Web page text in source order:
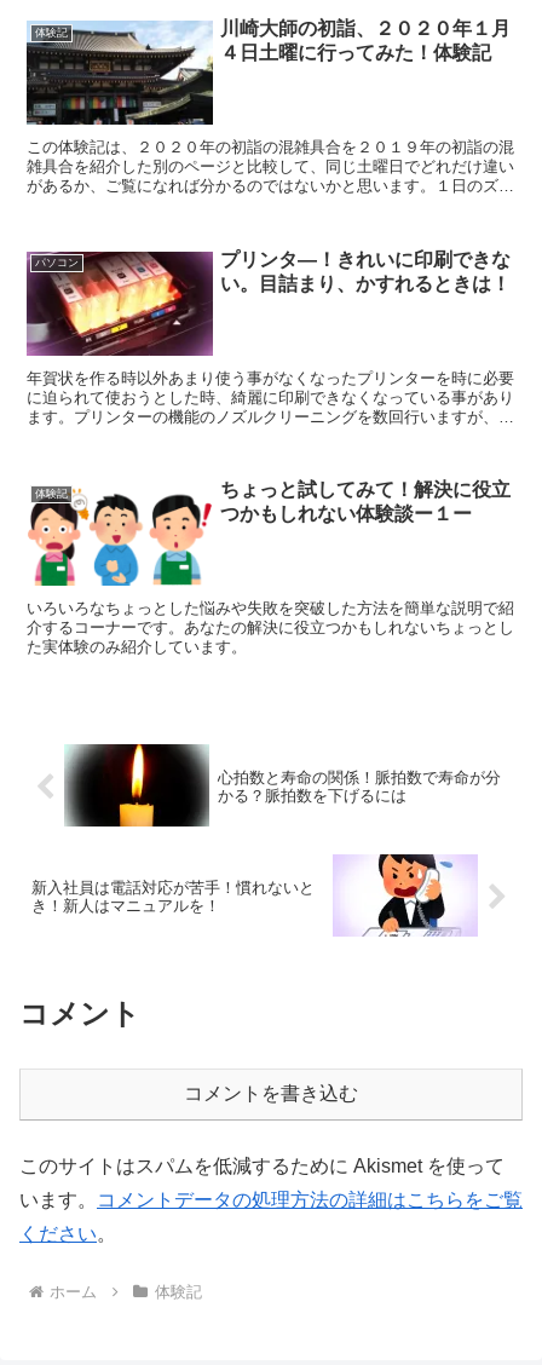
体験記
川崎大師の初詣、２０２０年１月
４日土曜に行ってみた！体験記
この体験記は、２０２０年の初詣の混雑具合を２０１９年の初詣の混
雑具合を紹介した別のページと比較して、同じ土曜日でどれだけ違い
があるか、ご覧になれば分かるのではないかと思います。１日のズレ
パソコン
プリンタ―！きれいに印刷できな
い。目詰まり、かすれるときは！
年賀状を作る時以外あまり使う事がなくなったプリンターを時に必要
に迫られて使おうとした時、綺麗に印刷できなくなっている事があり
ます。プリンターの機能のノズルクリーニングを数回行いますが、そ
体験記
ちょっと試してみて！解決に役立
つかもしれない体験談ー１ー
いろいろなちょっとした悩みや失敗を突破した方法を簡単な説明で紹
介するコーナーです。あなたの解決に役立つかもしれないちょっとし
た実体験のみ紹介しています。
心拍数と寿命の関係！脈拍数で寿命が分
かる？脈拍数を下げるには
新入社員は電話対応が苦手！慣れないと
き！新人はマニュアルを！
コメント
コメントを書き込む
このサイトはスパムを低減するために Akismet を使って
います。
コメントデータの処理方法の詳細はこちらをご覧
ください。
ホーム 体験記